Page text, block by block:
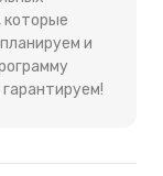
которые
и